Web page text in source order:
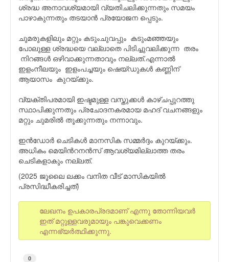
ശ്രദ്ധ അനാവശ്യമായി വ്യതിചലിക്കുന്നതും സമയം
പാഴാകുന്നതും തടയാൻ പ്രയോജന പ്പെടും.
ചുമരുകളിലും മറ്റും കടുംചുവപ്പും കടുംമഞ്ഞയും
പോലുള്ള ശ്രദ്ധയെ വല്ലാതെ പിടിച്ചുവലിക്കുന്ന തരം
നിറങ്ങൾ ഒഴിവാക്കുന്നതാവും നല്ലത്.എന്നാൽ
ഇളംനീലയും ഇളംപച്ചയും ഷെയ്ഡുകൾ കണ്ണിന്
ആയാസം കുറയ്ക്കും.
വ്യക്തിപരമായി ഇഷ്ടമുള്ള വസ്തുക്കൾ കാഴ്ചപ്പുറത്തു
സ്ഥാപിക്കുന്നതും പ്രചോദനകരമായ മഹദ് വചനങ്ങളും
മറ്റും ചുമരിൽ തൂക്കുന്നതും നന്നാവും.
ഇൻഡോർ ചെടികൾ മാനസിക സമ്മർദ്ദം കുറയ്ക്കും.
അധികം മെയിൻറനൻസ് ആവശ്യമില്ലാത്ത തരം
ചെടികളാകും നല്ലത്.
(2025 ജൂലൈ ലക്കം വനിത വീട് മാസികയില്‍
പ്രസിദ്ധീകരിച്ചത്)
ലേഖനം ഉപകാരപ്രദമാണ് എന്നു തോന്നിയവര്‍
ഇത് മറ്റുള്ളവരുമായും പങ്കുവെക്കണം
എന്നഭ്യര്‍ത്ഥിക്കുന്നു.
0